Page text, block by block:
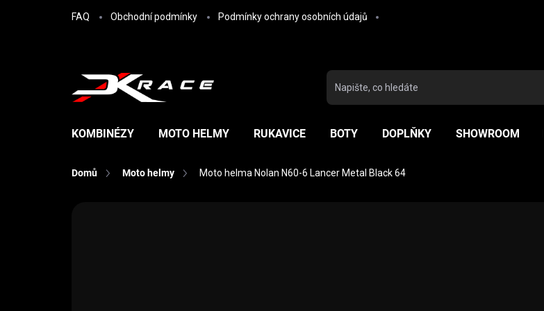
FAQ
Obchodní podmínky Podmínky ochrany osobních údajů
KOMBINÉZY MOTO HELMY RUKAVICE BOTY DOPLŇKY SHOWROOM
Domů Moto helmy Moto helma Nolan N60-6 Lancer Metal Black 64